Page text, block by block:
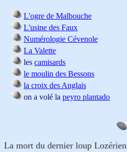
L'ogre de Malbouche
L'usine des Faux
Numérologie Cévenole
La Valette
les camisards
le moulin des Bessons
la croix des Anglais
on a volé la peyro plantado
La mort du dernier loup Lozérien